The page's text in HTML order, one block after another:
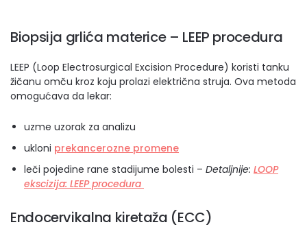
Biopsija grlića materice – LEEP procedura
LEEP (Loop Electrosurgical Excision Procedure) koristi tanku
žičanu omču kroz koju prolazi električna struja. Ova metoda
omogućava da lekar:
uzme uzorak za analizu
ukloni prekancerozne promene
leči pojedine rane stadijume bolesti – Detaljnije: LOOP
ekscizija: LEEP procedura
Endocervikalna kiretaža (ECC)